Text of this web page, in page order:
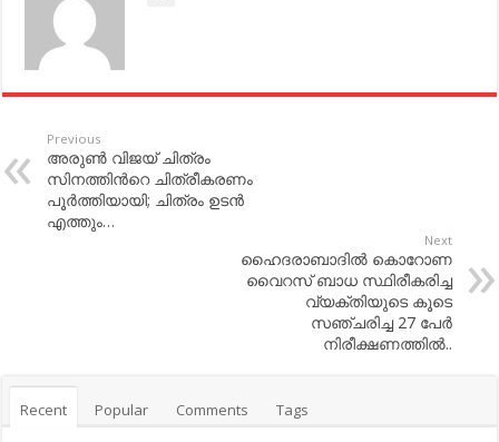
Previous
അരുണ്‍ വിജയ് ചിത്രം
സിനത്തിന്‍റെ ചിത്രീകരണം
പൂര്‍ത്തിയായി; ചിത്രം ഉടന്‍
എത്തും…
Next
ഹൈദരാബാദില്‍ കൊറോണ
വൈറസ് ബാധ സ്ഥിരീകരിച്ച
വ്യക്തിയുടെ കൂടെ
സഞ്ചരിച്ച 27 പേര്‍
നിരീക്ഷണത്തില്‍..
Recent Popular Comments Tags